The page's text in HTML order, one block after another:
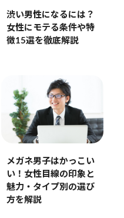
渋い男性になるには？
女性にモテる条件や特
徴15選を徹底解説
メガネ男子はかっこい
い！女性目線の印象と
魅力・タイプ別の選び
方を解説